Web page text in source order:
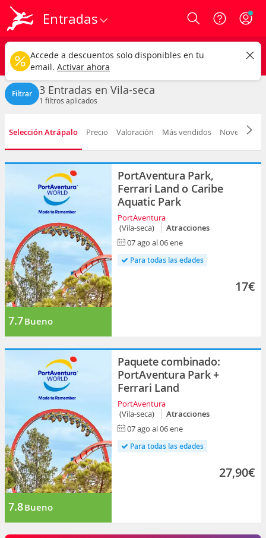
Entradas Login
Vila-seca ciudad
Cualquier tipo Cualquier fecha
CAMBIAR
Filtrar 3 Entradas en Vila-seca
1 filtros aplicados
Selección Atrápalo Precio Valoración Más vendidos Novedad
7.7Bueno
PortAventura Park,
Ferrari Land o Caribe
Aquatic Park
PortAventura
(Vila-seca)
Atracciones
07 ago al 06 ene
Para todas las edades
17€
7.8Bueno
Paquete combinado:
PortAventura Park +
Ferrari Land
PortAventura
(Vila-seca)
Atracciones
07 ago al 06 ene
Para todas las edades
27,90€
Accede a descuentos solo disponibles en tu
email. Activar ahora